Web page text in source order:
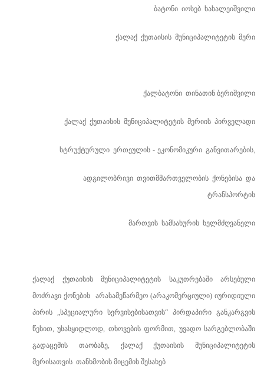
ბატონი იოსებ ხახალეიშვილი
ქალაქ ქუთაისის მუნიციპალიტეტის მერი
ქალბატონი თინათინ ბერიშვილი
ქალაქ ქუთაისის მუნიციპალიტეტის მერიის პირველადი
სტრუქტურული ერთეულის - ეკონომიკური განვითარების,
ადგილობრივი თვითმმართველობის ქონებისა და
ტრანსპორტის
მართვის სამსახურის ხელმძღვანელი
ქალაქ ქუთაისის მუნიციპალიტეტის საკუთრებაში არსებული
მოძრავი ქონების არასამეწარმეო (არაკომერციული) იურიდიული
პირის „სპეციალური სერვისებისათვის“ პირდაპირი განკარგვის
წესით, უსასყიდლოდ, თხოვების ფორმით, უვადო სარგებლობაში
გადაცემის
თაობაზე, ქალაქ ქუთაისის მუნიციპალიტეტის
მერისათვის თანხმობის მიცემის შესახებ